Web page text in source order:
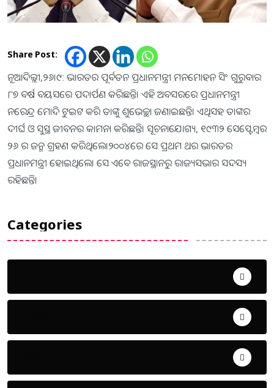
Share Post:
ନୂଆଦିଲ୍ଲୀ,୨୬।୯: ଭାରତର ପୂର୍ବତନ ପ୍ରଧାନମନ୍ତ୍ରୀ ମନମୋହନ ସିଂ ଗୁରୁବାର
୮୭ ବର୍ଷ ବୟସରେ ପଦାର୍ପଣ କରିଛନ୍ତି। ଏହି ଅବସରରେ ପ୍ରଧାନମନ୍ତ୍ରୀ
ନରେନ୍ଦ୍ର ମୋଦି ଟୁଇଟ କରି ତାଙ୍କୁ ଶୁଭେଚ୍ଛା ଜଣାଇଛନ୍ତି। ଏଥିସହ ତାଙ୍କର
ଦୀର୍ଘ ଓ ସୁସ୍ଥ ଜୀବନର କାମନା କରିଛନ୍ତି। ସୂଚନାଯୋଗ୍ୟ, ୧୯୩୨ ସେପ୍ଟେମ୍ବର
୨୬ ର ଜନ୍ମ ଗ୍ରହଣ କରିଥିଲେ।୨୦୦୪ରେ ସେ ପ୍ରଥମ ଥର ଭାରତର
ପ୍ରଧାନମନ୍ତ୍ରୀ ହୋଇଥିଲେ। ସେ ଏବେ ରାଜସ୍ଥାନରୁ ରାଜ୍ୟସଭାର ସଦସ୍ୟ
ରହିଛନ୍ତି।
Categories